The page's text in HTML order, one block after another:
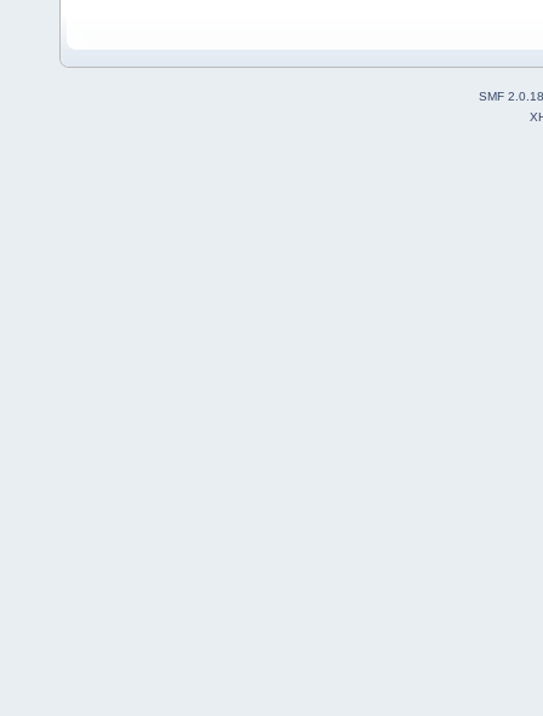
SMF 2.0.18